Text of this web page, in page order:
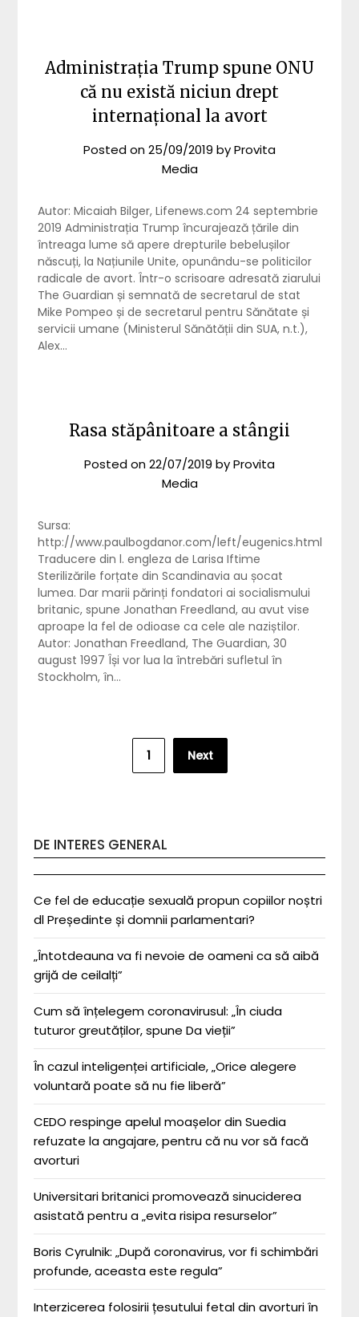
Administrația Trump spune ONU
că nu există niciun drept
internațional la avort
Posted on25/09/2019 byProvita
Media
Autor: Micaiah Bilger, Lifenews.com 24 septembrie
2019 Administrația Trump încurajează țările din
întreaga lume să apere drepturile bebelușilor
născuți, la Națiunile Unite, opunându-se politicilor
radicale de avort. Într-o scrisoare adresată ziarului
The Guardian și semnată de secretarul de stat
Mike Pompeo și de secretarul pentru Sănătate și
servicii umane (Ministerul Sănătății din SUA, n.t.),
Alex…
Rasa stăpânitoare a stângii
Posted on22/07/2019 byProvita
Media
Sursa:
http://www.paulbogdanor.com/left/eugenics.html
Traducere din l. engleza de Larisa Iftime
Sterilizările forțate din Scandinavia au șocat
lumea. Dar marii părinți fondatori ai socialismului
britanic, spune Jonathan Freedland, au avut vise
aproape la fel de odioase ca cele ale naziștilor.
Autor: Jonathan Freedland, The Guardian, 30
august 1997 Își vor lua la întrebări sufletul în
Stockholm, în…
1 Next
DE INTERES GENERAL
Ce fel de educație sexuală propun copiilor noștri
dl Președinte și domnii parlamentari?
„Întotdeauna va fi nevoie de oameni ca să aibă
grijă de ceilalți”
Cum să înțelegem coronavirusul: „În ciuda
tuturor greutăților, spune Da vieții”
În cazul inteligenței artificiale, „Orice alegere
voluntară poate să nu fie liberă”
CEDO respinge apelul moașelor din Suedia
refuzate la angajare, pentru că nu vor să facă
avorturi
Universitari britanici promovează sinuciderea
asistată pentru a „evita risipa resurselor”
Boris Cyrulnik: „După coronavirus, vor fi schimbări
profunde, aceasta este regula”
Interzicerea folosirii țesutului fetal din avorturi în